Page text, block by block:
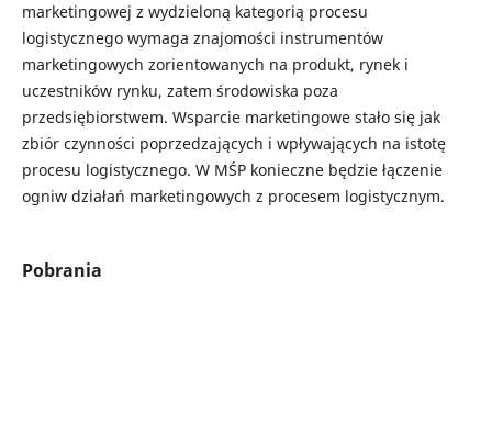
marketingowej z wydzieloną kategorią procesu
logistycznego wymaga znajomości instrumentów
marketingowych zorientowanych na produkt, rynek i
uczestników rynku, zatem środowiska poza
przedsiębiorstwem. Wsparcie marketingowe stało się jak
zbiór czynności poprzedzających i wpływających na istotę
procesu logistycznego. W MŚP konieczne będzie łączenie
ogniw działań marketingowych z procesem logistycznym.
Pobrania